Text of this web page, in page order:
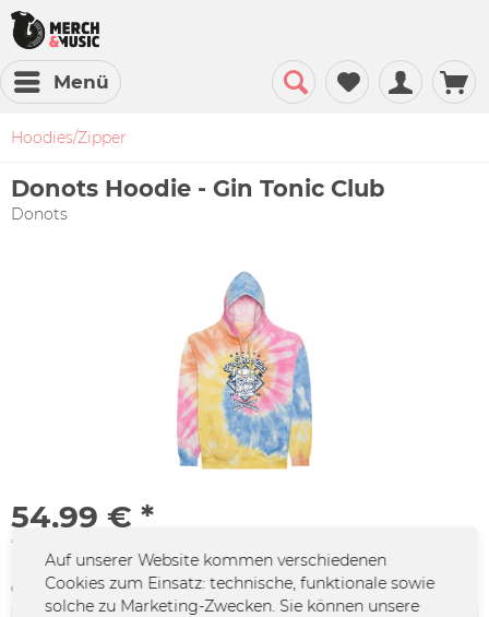
Menü
Hoodies/Zipper
Donots Hoodie - Gin Tonic Club
Donots
54,99 € *
*inkl. MwSt.
Größe:
Auf unserer Website kommen verschiedenen
Cookies zum Einsatz: technische, funktionale sowie
solche zu Marketing-Zwecken. Sie können unsere